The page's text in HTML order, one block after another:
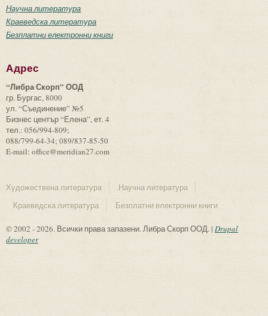
Научна литература
Краеведска литература
Безплатни електронни книги
Адрес
“Либра Скорп” ООД
гр. Бургас, 8000
ул. “Съединение” №5
Бизнес център “Елена”, ет. 4
тел.: 056/994-809;
088/799-64-34; 089/837-85-50
E-mail: office@meridian27.com
Художествена литература
Научна литература
Краеведска литература
Безплатни електронни книги
© 2002 - 2026. Всички права запазени. Либра Скорп ООД. | Drupal
developer